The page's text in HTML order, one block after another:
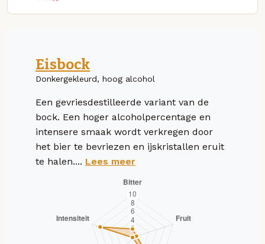
Eisbock
Donkergekleurd, hoog alcohol
Een gevriesdestilleerde variant van de
bock. Een hoger alcoholpercentage en
intensere smaak wordt verkregen door
het bier te bevriezen en ijskristallen eruit
te halen.... Lees meer